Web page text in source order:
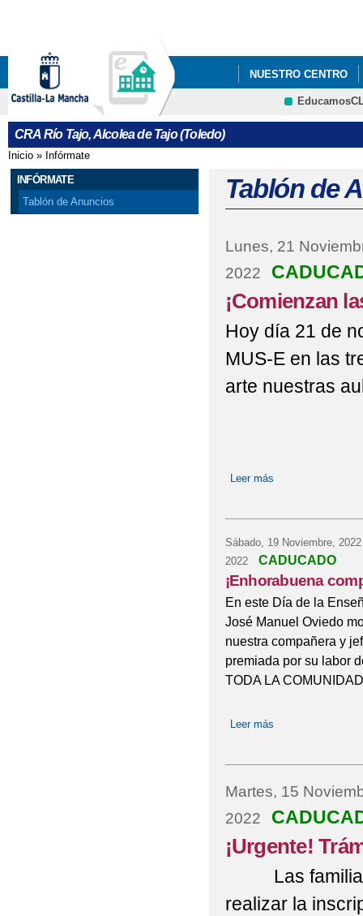
NUESTRO CENTRO
CONSORCIO
PROGRAMAS
CRA Río Tajo, Alcolea de Tajo (Toledo)
Se encuentra usted aquí
Inicio » Infórmate
INFÓRMATE
Tablón de Anuncios
Tablón de
Lunes, 21
2022
¡Comienzan
Hoy día 21 de
MUS-E en las
arte nuestras
Leer más
Sábado, 19 Noviembre, 2022
2022
CADUCADO
¡Enhorabuena
En este Día de la
José Manuel Oviedo
nuestra compañera y
premiada por su labor
TODA LA
Leer más
Martes, 15
2022
¡Urgente!
Las familias
realizar la